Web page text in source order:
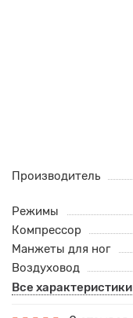
Производитель
Режимы
Компрессор
Манжеты для ног
Воздуховод
Все характеристики